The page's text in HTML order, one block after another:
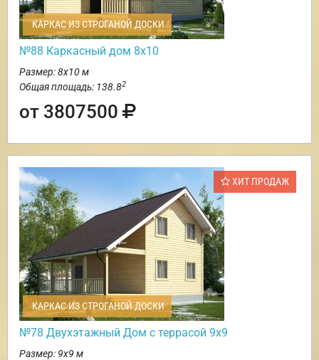
КАРКАС ИЗ СТРОГАНОЙ ДОСКИ
№88 Каркасный дом 8х10
Размер: 8х10 м
Общая площадь: 138.82
от 3807500
ХИТ ПРОДАЖ
КАРКАС ИЗ СТРОГАНОЙ ДОСКИ
№78 Двухэтажный Дом с террасой 9х9
Размер: 9х9 м